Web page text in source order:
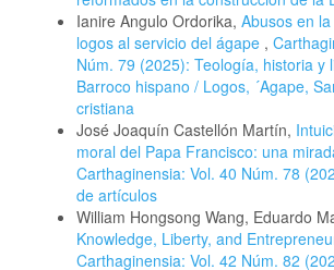
Ianire Angulo Ordorika, Abusos en
logos al servicio del ágape ,
Núm. 79 (2025): Teología, historia y
Barroco hispano / Logos, ´Agape,
cristiana
José Joaquín Castellón Martín,
moral del Papa Francisco: una
Carthaginensia: Vol. 40 Núm. 78
de artículos
William Hongsong Wang, Eduardo
Knowledge, Liberty, and
Carthaginensia: Vol. 42 Núm. 82